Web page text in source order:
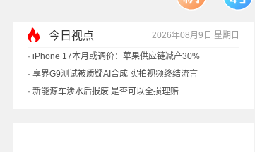
今日视点 2026年08月9日 星期日
· iPhone 17本月或调价：苹果供应链减产30%
· 享界G9测试被质疑AI合成 实拍视频终结流言
· 新能源车涉水后报废 是否可以全损理赔